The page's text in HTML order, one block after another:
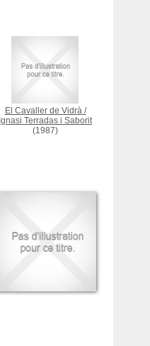
El Cavaller de Vidrà/
Ignasi Terradas i Saborit
(1987)